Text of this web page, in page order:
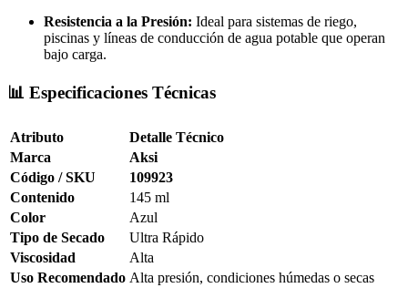
Resistencia a la Presión: Ideal para sistemas de riego,
piscinas y líneas de conducción de agua potable que operan
bajo carga.
📊 Especificaciones Técnicas
Atributo
Detalle Técnico
Marca
Aksi
Código / SKU
109923
Contenido
145 ml
Color
Azul
Tipo de Secado
Ultra Rápido
Viscosidad
Alta
Uso Recomendado Alta presión, condiciones húmedas o secas